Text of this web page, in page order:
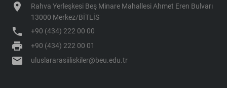
location_on
Rahva Yerleşkesi Beş Minare Mahallesi Ahmet Eren Bulvarı
13000 Merkez/BİTLİS
phone +90 (434) 222 00 00
print +90 (434) 222 00 01
mail uluslararasiiliskiler@beu.edu.tr